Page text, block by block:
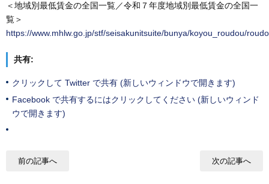
＜地域別最低賃金の全国一覧／令和７年度地域別最低賃金の全国一
覧＞
https://www.mhlw.go.jp/stf/seisakunitsuite/bunya/koyou_roudou/
共有:
クリックして Twitter で共有 (新しいウィンドウで開きます)
Facebook で共有するにはクリックしてください (新しいウィンド
ウで開きます)
前の記事へ 次の記事へ